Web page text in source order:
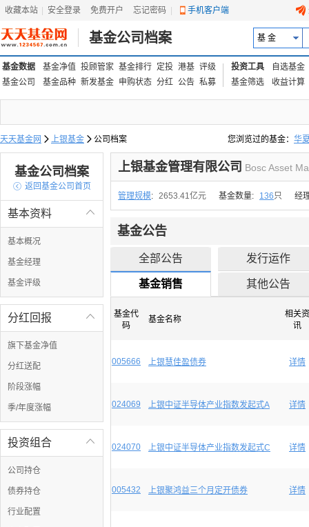
收藏本站 安全登录 免费开户 忘记密码 手机客户端
基金公司档案 基 金
基金数据 基金净值 投顾管家 基金排行 定投 港基 评级
基金公司
基金品种 新发基金 申购状态 分红 公告 私募
投资工具
自选基金
基金筛选
收益计算
天天基金网  上银基金  公司档案 您浏览过的基金： 华
易方达上证中盘ETF联
基金公司档案
 返回基金公司首页

基本资料
基本概况
基金经理
基金评级

分红回报
旗下基金净值
分红送配
阶段涨幅
季/年度涨幅

投资组合
公司持仓
债券持仓
行业配置
上银基金管理有限公司 Bosc Asset
管理规模: 2653.41亿元 基金数量: 136只 经
基金公告
全部公告 发行运作
基金销售 其他公告
基金代
码
基金名称
相关资
讯
005666 上银慧佳盈债券 详情
024069 上银中证半导体产业指数发起式A 详情
024070 上银中证半导体产业指数发起式C 详情
005432 上银聚鸿益三个月定开债券 详情